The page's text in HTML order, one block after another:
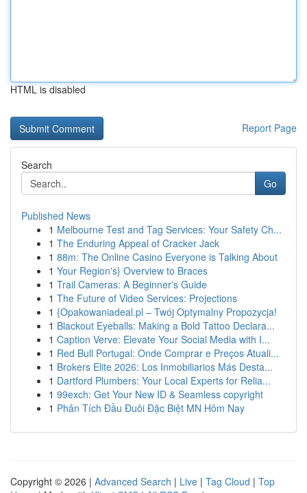
HTML is disabled
Report Page
Search
Go
Published News
1 Melbourne Test and Tag Services: Your Safety Ch...
1 The Enduring Appeal of Cracker Jack
1 88m: The Online Casino Everyone is Talking About
1 Your Region's} Overview to Braces
1 Trail Cameras: A Beginner's Guide
1 The Future of Video Services: Projections
1 {Opakowaniadeal.pl – Twój Optymalny Propozycja!
1 Blackout Eyeballs: Making a Bold Tattoo Declara...
1 Caption Verve: Elevate Your Social Media with I...
1 Red Bull Portugal: Onde Comprar e Preços Atuali...
1 Brokers Elite 2026: Los Inmobiliarios Más Desta...
1 Dartford Plumbers: Your Local Experts for Relia...
1 99exch: Get Your New ID & Seamless copyright
1 Phân Tích Đầu Đuôi Đặc Biệt MN Hôm Nay
Copyright © 2026 | Advanced Search | Live | Tag Cloud | Top